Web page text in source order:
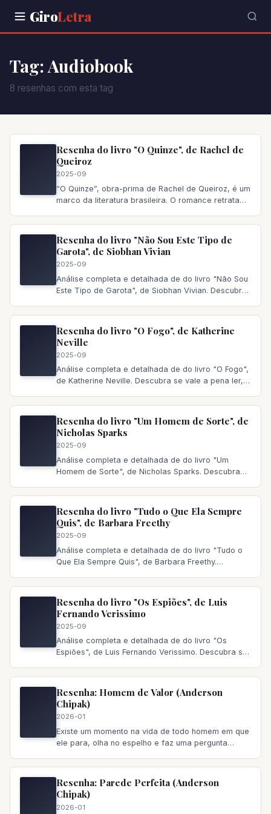
GiroLetra
Tag: Audiobook
8 resenhas com esta tag
Resenha do livro "O Quinze", de Rachel de
Queiroz
2025-09
“O Quinze”, obra-prima de Rachel de Queiroz, é um
marco da literatura brasileira. O romance retrata
Resenha do livro "Não Sou Este Tipo de
Garota", de Siobhan Vivian
2025-09
Análise completa e detalhada de do livro "Não Sou
Este Tipo de Garota", de Siobhan Vivian. Descubra
Resenha do livro "O Fogo", de Katherine
Neville
2025-09
Análise completa e detalhada de do livro "O Fogo",
de Katherine Neville. Descubra se vale a pena ler,
Resenha do livro "Um Homem de Sorte", de
Nicholas Sparks
2025-09
Análise completa e detalhada de do livro "Um
Homem de Sorte", de Nicholas Sparks. Descubra
Resenha do livro "Tudo o Que Ela Sempre
Quis", de Barbara Freethy
2025-09
Análise completa e detalhada de do livro "Tudo o
Que Ela Sempre Quis", de Barbara Freethy.
Resenha do livro "Os Espiões", de Luis
Fernando Verissimo
2025-09
Análise completa e detalhada de do livro "Os
Espiões", de Luis Fernando Verissimo. Descubra se
Resenha: Homem de Valor (Anderson
Chipak)
2026-01
Existe um momento na vida de todo homem em que
ele para, olha no espelho e faz uma pergunta
Resenha: Parede Perfeita (Anderson
Chipak)
2026-01